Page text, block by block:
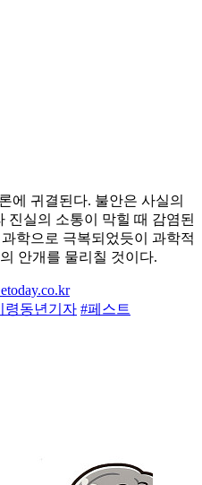
에 귀결된다. 불안은 사실의
진실의 소통이 막힐 때 감염된
학으로 극복되었듯이 과학적
안개를 물리칠 것이다.
령동년기자 #페스트